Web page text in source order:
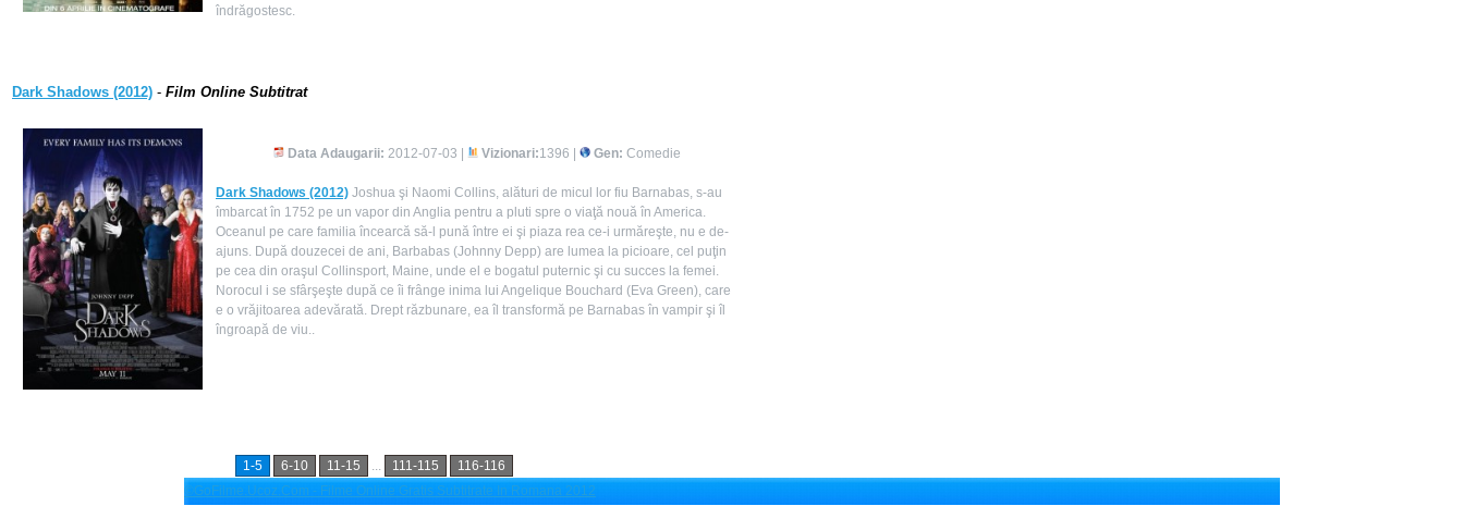
îndrăgostesc.
Dark Shadows (2012) - Film Online Subtitrat
Data Adaugarii: 2012-07-03 | Vizionari:1396 | Gen: Comedie
Dark Shadows (2012) Joshua şi Naomi Collins, alături de micul lor fiu Barnabas, s-au
îmbarcat în 1752 pe un vapor din Anglia pentru a pluti spre o viaţă nouă în America.
Oceanul pe care familia încearcă să-l pună între ei şi piaza rea ce-i urmăreşte, nu e de-
ajuns. După douzecei de ani, Barbabas (Johnny Depp) are lumea la picioare, cel puţin
pe cea din oraşul Collinsport, Maine, unde el e bogatul puternic şi cu succes la femei.
Norocul i se sfârşeşte după ce îi frânge inima lui Angelique Bouchard (Eva Green), care
e o vrăjitoarea adevărată. Drept răzbunare, ea îl transformă pe Barnabas în vampir şi îl
îngroapă de viu..
1-5 6-10 11-15 ... 111-115 116-116
©GoFilme.Ucoz.Com - Filme Online Gratis Subtitrate In Romana 2012